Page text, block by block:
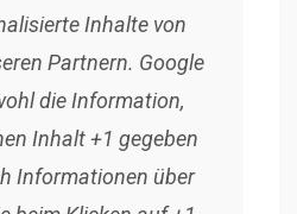
Inhalte von
Partnern. Google
die Information,
Inhalt +1 gegeben
Informationen über